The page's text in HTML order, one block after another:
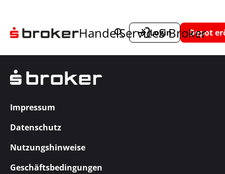
HandelServiceS Broker
Login Depot
Impressum
Datenschutz
Nutzungshinweise
Geschäftsbedingungen